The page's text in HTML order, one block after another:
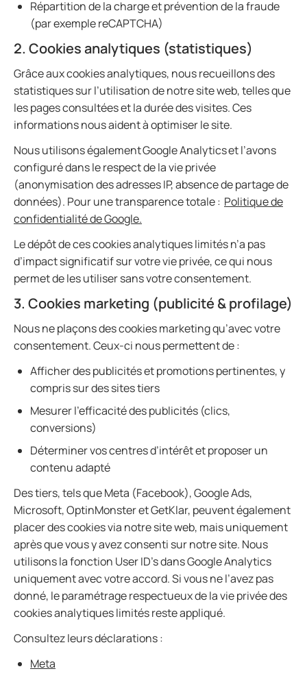
Répartition de la charge et prévention de la fraude
(par exemple reCAPTCHA)
2. Cookies analytiques (statistiques)
Grâce aux cookies analytiques, nous recueillons des
statistiques sur l’utilisation de notre site web, telles que
les pages consultées et la durée des visites. Ces
informations nous aident à optimiser le site.
Nous utilisons également Google Analytics et l’avons
configuré dans le respect de la vie privée
(anonymisation des adresses IP, absence de partage de
données). Pour une transparence totale : Politique de
confidentialité de Google.
Le dépôt de ces cookies analytiques limités n’a pas
d’impact significatif sur votre vie privée, ce qui nous
permet de les utiliser sans votre consentement.
3. Cookies marketing (publicité & profilage)
Nous ne plaçons des cookies marketing qu’avec votre
consentement. Ceux-ci nous permettent de :
Afficher des publicités et promotions pertinentes, y
compris sur des sites tiers
Mesurer l’efficacité des publicités (clics,
conversions)
Déterminer vos centres d’intérêt et proposer un
contenu adapté
Des tiers, tels que Meta (Facebook), Google Ads,
Microsoft, OptinMonster et GetKlar, peuvent également
placer des cookies via notre site web, mais uniquement
après que vous y avez consenti sur notre site. Nous
utilisons la fonction User ID’s dans Google Analytics
uniquement avec votre accord. Si vous ne l’avez pas
donné, le paramétrage respectueux de la vie privée des
cookies analytiques limités reste appliqué.
Consultez leurs déclarations :
Meta